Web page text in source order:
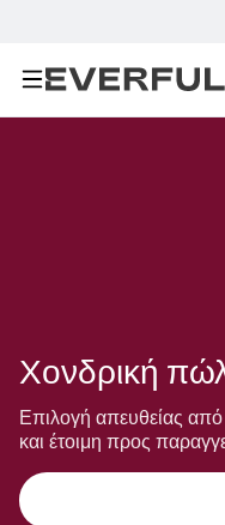
Επιλογή απευθείας από
και έτοιμη προς